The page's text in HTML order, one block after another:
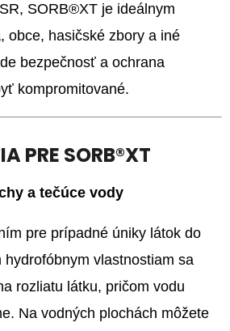
SORB®XT je ideálnym
obce, hasičské zbory a iné
bezpečnosť a ochrana
kompromitované.
PRE SORB®XT
a tečúce vody
pre prípadné úniky látok do
vlastnostiam sa
rozliatu látku, pričom vodu
Na vodných plochách môžete